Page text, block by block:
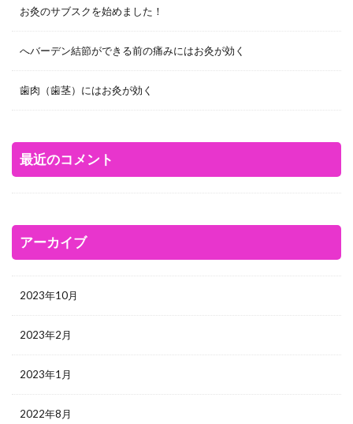
お灸のサブスクを始めました！
へバーデン結節ができる前の痛みにはお灸が効く
歯肉（歯茎）にはお灸が効く
最近のコメント
アーカイブ
2023年10月
2023年2月
2023年1月
2022年8月